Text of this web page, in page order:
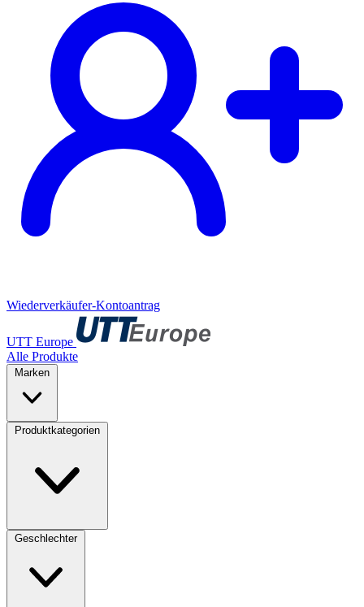
Wiederverkäufer-Kontoantrag
UTT Europe
Alle Produkte
Marken
Produktkategorien
Geschlechter